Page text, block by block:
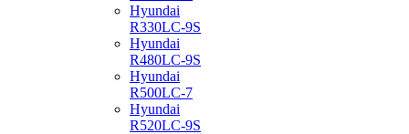
Hyundai
R330LC-9S
Hyundai
R480LC-9S
Hyundai
R500LC-7
Hyundai
R520LC-9S